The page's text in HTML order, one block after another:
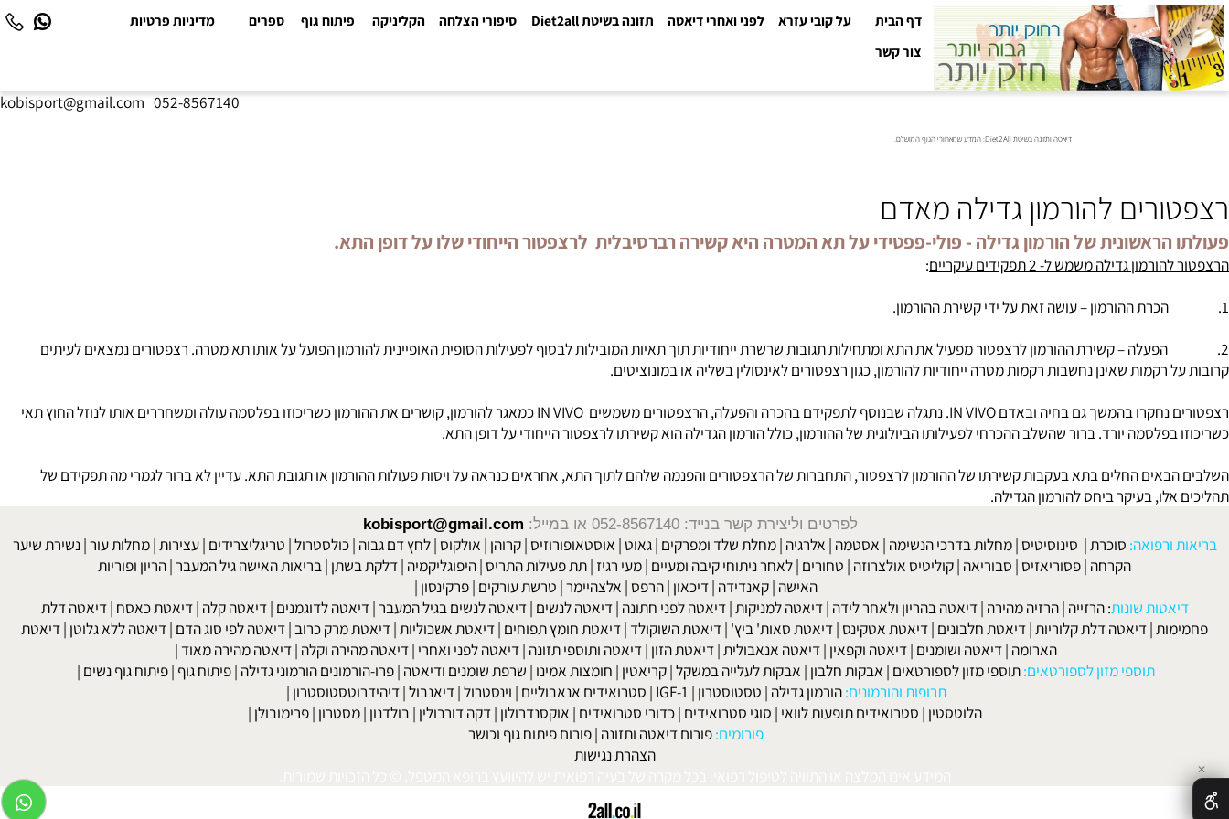
דף הבית על קובי עזרא לפני ואחרי דיאטה תזונה בשיטת Diet2all סיפורי הצלחה הקליניקה פיתוח גוף ספרים מדיניות פרטיות
צור קשר
kobisport@gmail.com |052-8567140
דיאטה ותזונה בשיטת Diet2All: המדע שמאחורי הגוף המושלם.
להורמון גדילה מאדם
הראשונית של הורמון גדילה - פולי-פפטידי על תא המטרה היא קשירה רברסיבלית לרצפטור הייחודי שלו על דופן התא.
להורמון גדילהמשמש ל- 2 תפקידים עיקריים :
– קשירת ההורמון לרצפטור מפעיל את התא ומתחילות תגובות שרשרת ייחודיות תוך תאיות המובילות לבסוף לפעילות הסופית האופיינית להורמון הפועל על אותו תא מטרה. רצפטורים נמצאים לעיתים
רקמות שאינן נחשבות רקמות מטרה ייחודיות להורמון, כגון רצפטורים לאינסולין בשליה או במונוציטים.
רצפטורים נחקרו בהמשך גם בחיה ובאדם IN VIVO. נתגלה שבנוסף לתפקידם בהכרה והפעלה, הרצפטורים משמשים IN VIVO כמאגר להורמון, קושרים את ההורמון כשריכוזו בפלסמה עולה ומשחררים אותו לנוזל החוץ תאי
החלים בתא בעקבות קשירתו של ההורמון לרצפטור, התחברות של הרצפטורים והפנמה שלהם לתוך התא, אחראים כנראה על ויסות פעולות ההורמון או תגובת התא. עדיין לא ברור לגמרי מה תפקידם של
לפרטים וליצירת קשר בנייד: 052-8567140 או במייל:kobisport@gmail.com
|סינוסיטיס|מחלות בדרכי הנשימה|אסטמה|אלרגיה|מחלת שלד ומפרקים |גאוט |אוסטאופורוזיס|קרוהן|אולקוס|לחץ דם גבוה|כולסטרול|טריגליצרידים|עצירות|מחלות עור
לאחר ניתוחי קיבה ומעיים| מעי רגיז |תת פעילות התריס|היפוגליקמיה|
האישה|קאנדידה|דיכאון|הרפס |אלצהיימר|טרשת עורקים|פרקינסון|
שונות:הרזייה|הרזיה מהירה|דיאטה בהריון ולאחר לידה|דיאטה למניקות|דיאטה לפני חתונה|דיאטה לנשים|דיאטה לנשים בגיל המעבר|דיאטה לדוגמנים|דיאטה קלה|דיאטת כאסח|דיאטה דלת
דיאטת חלבונים|דיאטת אטקינס| דיאטת סאות' ביץ'|דיאטת השוקולד|דיאטת חומץ תפוחים|דיאטת אשכוליות |דיאטת מרק כרוב| דיאטה לפי סוג הדם|
הארומה|דיאטה ושומנים|דיאטה וקפאין|דיאטה אנאבולית|דיאטת הזון|דיאטה ותוספי תזונה|דיאטה לפני ואחרי|דיאטה מהירה וקלה|דיאטה מהירה מאוד|
תוספי מזון לספורטאים |אבקות חלבון|אבקות לעלייה במשקל| קריאטין |חומצות אמינו|שרפת שומנים ודיאטה| פרו-הורמונים הורמוני גדילה
תרופות והורמונים: הורמון גדילה|טסטוסטרון|
IGF-1
|סטרואידים אנאבוליים|וינסטרול|דיאנבול| דיהידרוטסטוסטרון|
סוגי סטרואידים|כדורי סטרואידים|אוקסנדרולון|דקה דורבולין
פורום דיאטה ותזונה |פורום פיתוח גוף וכושר
המידע אינו המלצה או התוויה לטיפול רפואי. בכל מקרה של בעיה רפואית יש להיוועץ ברופא המטפל. © כל הזכויות שמורות.